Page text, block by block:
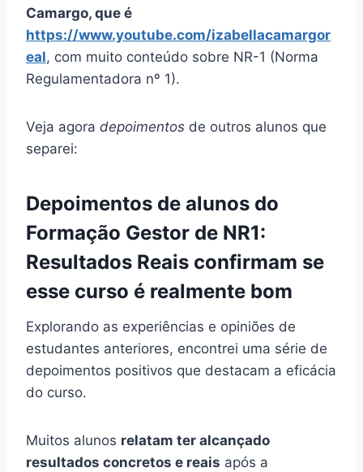
Camargo, que é
https://www.youtube.com/izabellacamargor
eal, com muito conteúdo sobre NR-1 (Norma
Regulamentadora nº 1).
Veja agora depoimentos de outros alunos que
separei:
Depoimentos de alunos do
Formação Gestor de NR1:
Resultados Reais confirmam se
esse curso é realmente bom
Explorando as experiências e opiniões de
estudantes anteriores, encontrei uma série de
depoimentos positivos que destacam a eficácia
do curso.
Muitos alunos relatam ter alcançado
resultados concretos e reais após a